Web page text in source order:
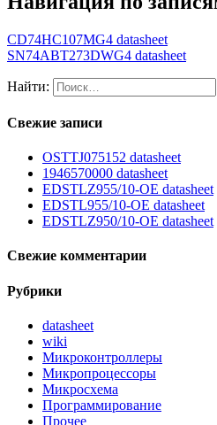
CD74HC107MG4 datasheet
SN74ABT273DWG4 datasheet
Найти:
Свежие записи
OSTTJ075152 datasheet
1946570000 datasheet
EDSTLZ955/10-OE datasheet
EDSTL955/10-OE datasheet
EDSTLZ950/10-OE datasheet
Свежие комментарии
Рубрики
datasheet
wiki
Микроконтроллеры
Микропроцессоры
Микросхема
Программирование
Прочее